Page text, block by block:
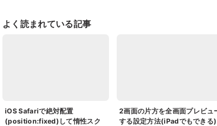
よく読まれている記事
iOS Safariで絶対配置
(position:fixed)して惰性スク
2画面の片方を全画面プレビュ
する設定方法(iPadでもできる)